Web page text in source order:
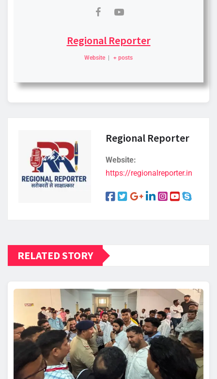
Regional Reporter
Website + posts
Regional Reporter
Website:
https://regionalreporter.in
RELATED STORY